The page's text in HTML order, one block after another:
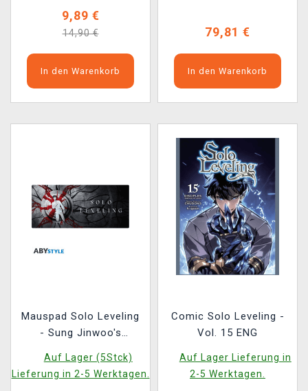
9,89 €
14,90 €
In den Warenkorb
79,81 €
In den Warenkorb
Mauspad Solo Leveling
- Sung Jinwoo's
Auf Lager (5Stck)
Lieferung in 2-5 Werktagen.
Comic Solo Leveling -
Vol. 15 ENG
Auf Lager Lieferung in
2-5 Werktagen.